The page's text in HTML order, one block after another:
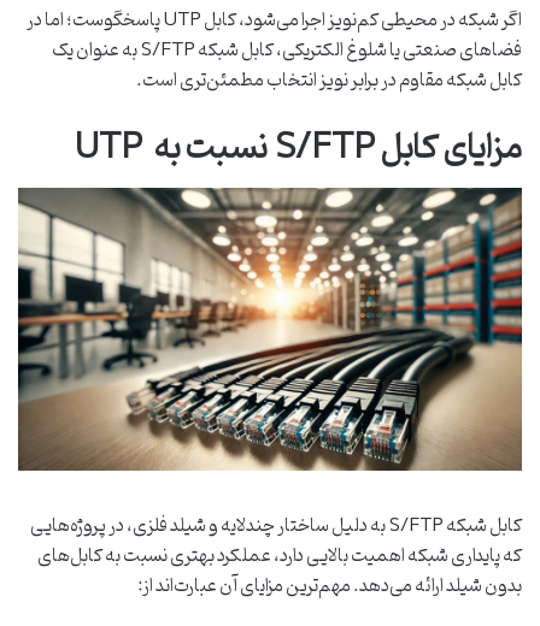
اگر شبکه در محیطی کم‌نویز اجرا می‌شود، کابل UTP پاسخگوست؛ اما در
فضاهای صنعتی یا شلوغ الکتریکی، کابل شبکه S/FTP به ‌عنوان یک
کابل شبکه مقاوم در برابر نویز انتخاب مطمئن‌تری است.
مزایای کابل S/FTP نسبت به UTP
کابل شبکه S/FTP به دلیل ساختار چندلایه و شیلد فلزی، در پروژه‌هایی
که پایداری شبکه اهمیت بالایی دارد، عملکرد بهتری نسبت به کابل‌های
بدون شیلد ارائه می‌دهد. مهم‌ترین مزایای آن عبارت‌اند از: